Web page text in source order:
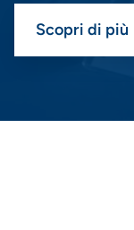
Scopri di più